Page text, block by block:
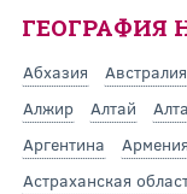
ГЕОГРАФИЯ
Абхазия Австралия
Алжир
Алтай
Аргентина
Армения
Астраханская